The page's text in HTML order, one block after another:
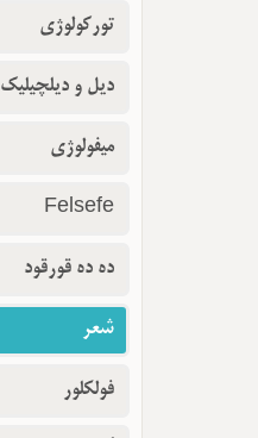
تورکولوژی
دیل و دیلچیلیک
میفولوژی
Felsefe
ده ده قورقود
شعر
فولکلور